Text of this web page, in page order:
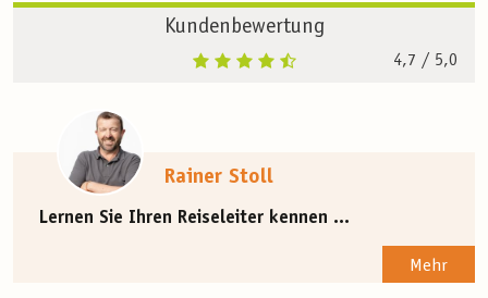
Kundenbewertung
4,7 / 5,0
Rainer Stoll
Lernen Sie Ihren Reiseleiter kennen ...
Mehr